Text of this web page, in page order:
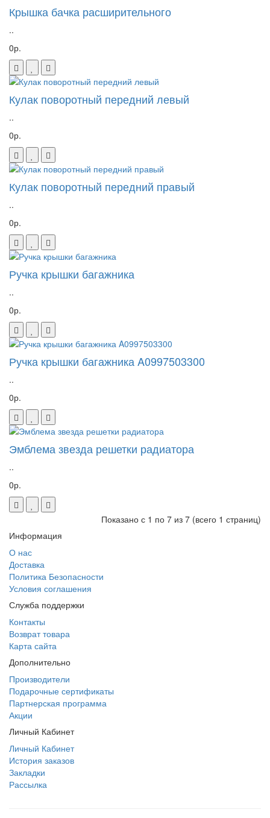
Крышка бачка расширительного
..
0р.
Кулак поворотный передний левый
..
0р.
Кулак поворотный передний правый
..
0р.
Ручка крышки багажника
..
0р.
Ручка крышки багажника A0997503300
..
0р.
Эмблема звезда решетки радиатора
..
0р.
Показано с 1 по 7 из 7 (всего 1 страниц)
Информация
О нас
Доставка
Политика Безопасности
Условия соглашения
Служба поддержки
Контакты
Возврат товара
Карта сайта
Дополнительно
Производители
Подарочные сертификаты
Партнерская программа
Акции
Личный Кабинет
Личный Кабинет
История заказов
Закладки
Рассылка